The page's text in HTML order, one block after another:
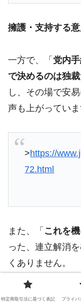
擁護・支持する
一方で、「 党内
で決めるのは独
し、その場で安
声も上がっていま
>https://
72.html
また、「 これを
った、連立解消
くありません。
公明党の決
特定商取引法に基づく表記 プライバ